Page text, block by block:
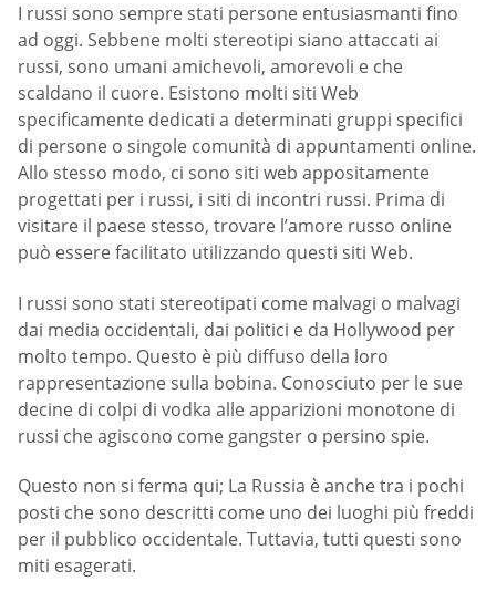
I russi sono sempre stati persone entusiasmanti fino
ad oggi. Sebbene molti stereotipi siano attaccati ai
russi, sono umani amichevoli, amorevoli e che
scaldano il cuore. Esistono molti siti Web
specificamente dedicati a determinati gruppi specifici
di persone o singole comunità di appuntamenti online.
Allo stesso modo, ci sono siti web appositamente
progettati per i russi, i siti di incontri russi. Prima di
visitare il paese stesso, trovare l’amore russo online
può essere facilitato utilizzando questi siti Web.
I russi sono stati stereotipati come malvagi o malvagi
dai media occidentali, dai politici e da Hollywood per
molto tempo. Questo è più diffuso della loro
rappresentazione sulla bobina. Conosciuto per le sue
decine di colpi di vodka alle apparizioni monotone di
russi che agiscono come gangster o persino spie.
Questo non si ferma qui; La Russia è anche tra i pochi
posti che sono descritti come uno dei luoghi più freddi
per il pubblico occidentale. Tuttavia, tutti questi sono
miti esagerati.